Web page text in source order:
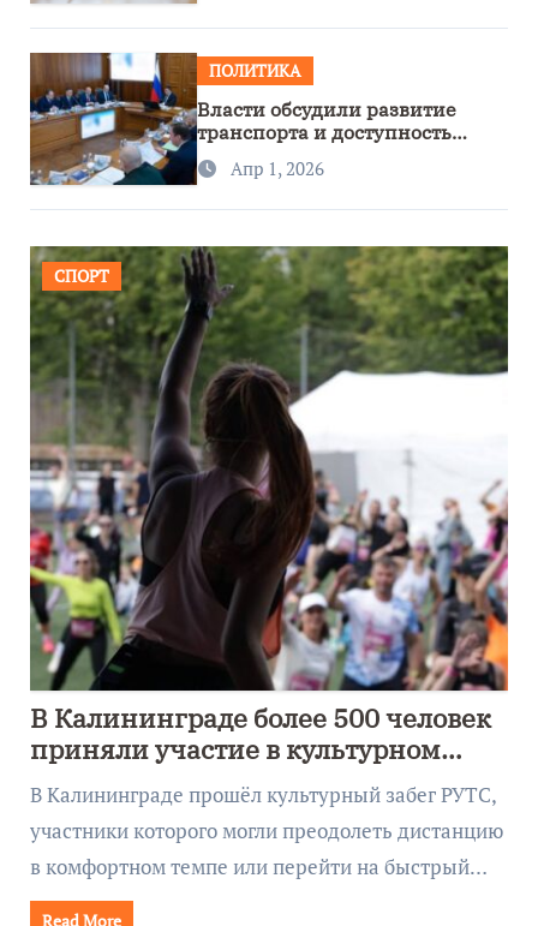
ПОЛИТИКА
Власти обсудили развитие
транспорта и доступность
региона
Апр 1, 2026
СПОРТ
В Калининграде более 500 человек
приняли участие в культурном
забеге
В Калининграде прошёл культурный забег РУТС,
участники которого могли преодолеть дистанцию
в комфортном темпе или перейти на быстрый…
Read More